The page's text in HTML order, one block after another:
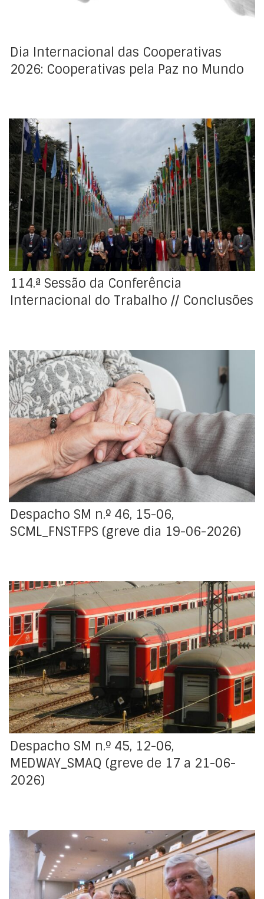
Dia Internacional das Cooperativas
2026: Cooperativas pela Paz no Mundo
Conclusões da 114.ª Sessão da Conferência
Internacional do Trabalho
114.ª Sessão da Conferência
Internacional do Trabalho // Conclusões
A Federação Nacional dos Sindicatos dos
Trabalhadores em Funções Públicas e Sociais (FNSTFPS)
comunicou, mediante aviso prévio, à Santa Casa da
Misericórdia de Lisboa (SCML) que os trabalhadores
abrangidos pelo seu âmbito estatutário, que exercem
a sua atividade profissional na SCML, irão fazer greve
no dia 19 de junho de 2026.
Despacho SM n.º 46, 15-06,
SCML_FNSTFPS (greve dia 19-06-2026)
O SMAQ - Sindicato Nacional dos Maquinistas dos
Caminhos de Ferro Portugueses comunicou, mediante
aviso prévio de greve, que os trabalhadores por ele
representados na empresa MEDWAY – Operador
Ferroviário de Mercadorias, S.A., farão greve no período
de 17 a 21 de junho de 2026.
Despacho SM n.º 45, 12-06,
MEDWAY_SMAQ (greve de 17 a 21-06-
2026)